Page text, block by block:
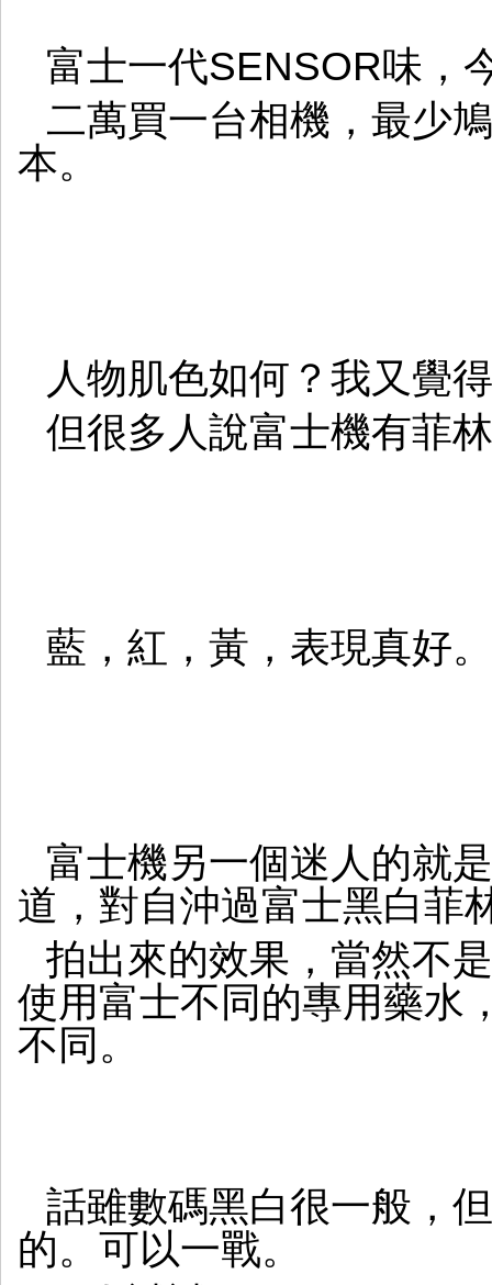
富士一代SENSOR味，
二萬買一台相機，最少
本。
人物肌色如何？我又覺
但很多人說富士機有菲
藍，紅，黃，表現真好。
富士機另一個迷人的就
道，對自沖過富士黑白菲
拍出來的效果，當然不
使用富士不同的專用藥水
不同。
話雖數碼黑白很一般，
的。可以一戰。